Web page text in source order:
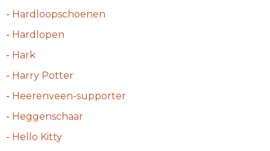
- Hardloopschoenen
- Hardlopen
- Hark
- Harry Potter
- Heerenveen-supporter
- Heggenschaar
- Hello Kitty